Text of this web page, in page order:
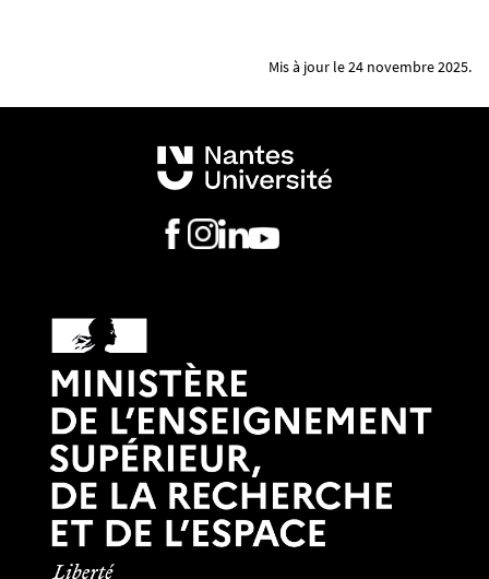
Mis à jour le 24 novembre 2025.